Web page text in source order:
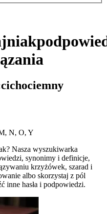
cichociemny
N, O, Y
Nasza wyszukiwarka
synonimy i definicje,
krzyżówek, szarad i
albo skorzystaj z pól
inne hasła i podpowiedzi.